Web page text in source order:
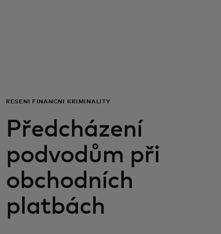
Novinky a trendy
ŘEŠENÍ FINANČNÍ KRIMINALITY
Předcházení
podvodům při
obchodních
platbách